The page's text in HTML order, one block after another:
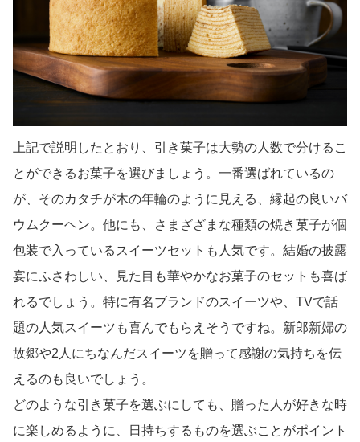
上記で説明したとおり、引き菓子は大勢の人数で分けるこ
とができるお菓子を選びましょう。一番選ばれているの
が、そのカタチが木の年輪のように見える、縁起の良いバ
ウムクーヘン。他にも、さまざざまな種類の焼き菓子が個
包装で入っているスイーツセットも人気です。結婚の披露
宴にふさわしい、見た目も華やかなお菓子のセットも喜ば
れるでしょう。特に有名ブランドのスイーツや、TVで話
題の人気スイーツも喜んでもらえそうですね。新郎新婦の
故郷や2人にちなんだスイーツを贈って感謝の気持ちを伝
えるのも良いでしょう。
どのような引き菓子を選ぶにしても、贈った人が好きな時
に楽しめるように、日持ちするものを選ぶことがポイント